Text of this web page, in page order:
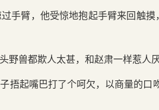
手臂，他受惊地抱起手臂来回触
兽都欺人太甚，和赵肃一样惹人厌
捂起嘴巴打了个呵欠，以商量的口